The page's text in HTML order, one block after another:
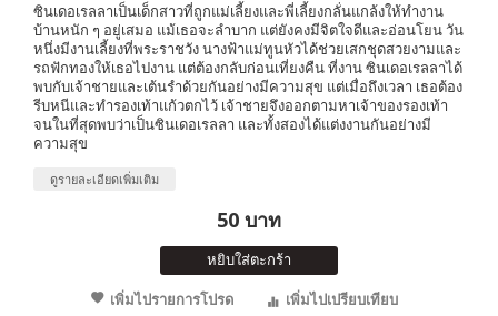
ซินเดอเรลลาเป็นเด็กสาวที่ถูกแม่เลี้ยงและพี่เลี้ยงกลั่นแกล้งให้ทำงาน
บ้านหนัก ๆ อยู่เสมอ แม้เธอจะลำบาก แต่ยังคงมีจิตใจดีและอ่อนโยน วัน
หนึ่งมีงานเลี้ยงที่พระราชวัง นางฟ้าแม่ทูนหัวได้ช่วยเสกชุดสวยงามและ
รถฟักทองให้เธอไปงาน แต่ต้องกลับก่อนเที่ยงคืน ที่งาน ซินเดอเรลลาได้
พบกับเจ้าชายและเต้นรำด้วยกันอย่างมีความสุข แต่เมื่อถึงเวลา เธอต้อง
รีบหนีและทำรองเท้าแก้วตกไว้ เจ้าชายจึงออกตามหาเจ้าของรองเท้า
จนในที่สุดพบว่าเป็นซินเดอเรลลา และทั้งสองได้แต่งงานกันอย่างมี
ความสุข
ดูรายละเอียดเพิ่มเติม
50 บาท
หยิบใส่ตะกร้า
เพิ่มไปรายการโปรด
เพิ่มไปเปรียบเทียบ